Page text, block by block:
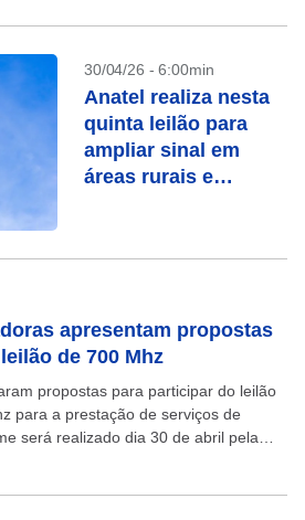
30/04/26 - 6:00min
Anatel realiza nesta
quinta leilão para
ampliar sinal em
áreas rurais e
apresentam propostas
de 700 Mhz
propostas para participar do leilão
para a prestação de serviços de
será realizado dia 30 de abril pela